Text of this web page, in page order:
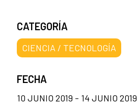
CATEGORÍA
CIENCIA / TECNOLOGÍA
FECHA
10 JUNIO 2019 - 14 JUNIO 2019